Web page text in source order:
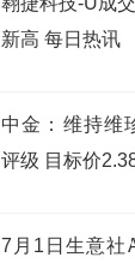
新高 每日热讯
中金：维持维
评级 目标价
7月1日生意社